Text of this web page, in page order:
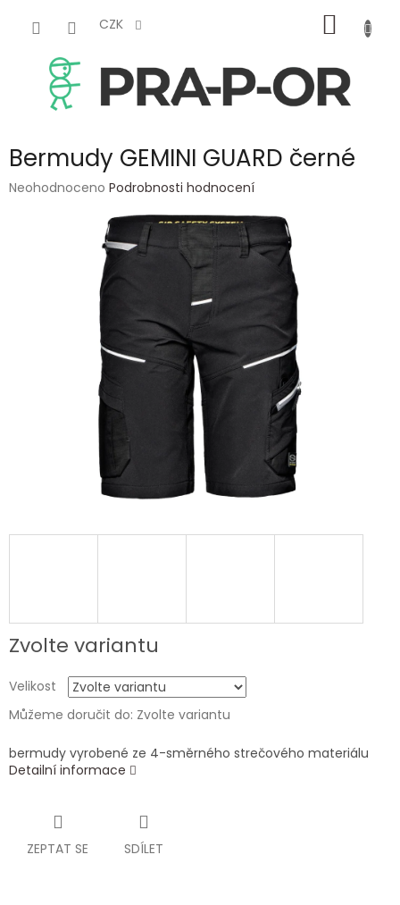
CZK
KOŠÍK
Bermudy GEMINI GUARD černé
Průměrné
Neohodnoceno Podrobnosti hodnocení
Zvolte variantu
Velikost
Můžeme doručit do: Zvolte variantu
bermudy vyrobené ze 4-směrného strečového materiálu
Detailní informace
ZEPTAT SE SDÍLET